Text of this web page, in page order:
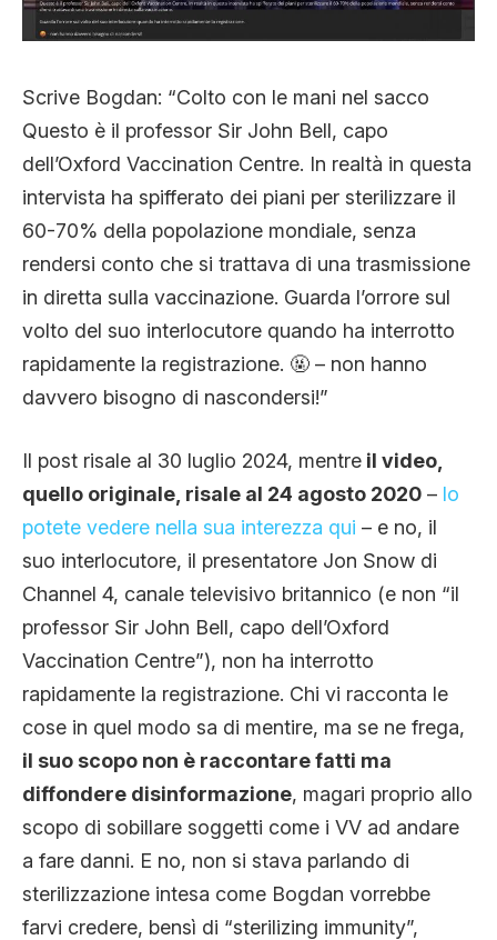
Scrive Bogdan: “Colto con le mani nel sacco
Questo è il professor Sir John Bell, capo
dell’Oxford Vaccination Centre. In realtà in questa
intervista ha spifferato dei piani per sterilizzare il
60-70% della popolazione mondiale, senza
rendersi conto che si trattava di una trasmissione
in diretta sulla vaccinazione. Guarda l’orrore sul
volto del suo interlocutore quando ha interrotto
rapidamente la registrazione. 🤬 – non hanno
davvero bisogno di nascondersi!”
Il post risale al 30 luglio 2024, mentre il video,
quello originale, risale al 24 agosto 2020 – lo
potete vedere nella sua interezza qui – e no, il
suo interlocutore, il presentatore Jon Snow di
Channel 4, canale televisivo britannico (e non “il
professor Sir John Bell, capo dell’Oxford
Vaccination Centre”), non ha interrotto
rapidamente la registrazione. Chi vi racconta le
cose in quel modo sa di mentire, ma se ne frega,
il suo scopo non è raccontare fatti ma
diffondere disinformazione, magari proprio allo
scopo di sobillare soggetti come i VV ad andare
a fare danni. E no, non si stava parlando di
sterilizzazione intesa come Bogdan vorrebbe
farvi credere, bensì di “sterilizing immunity”,